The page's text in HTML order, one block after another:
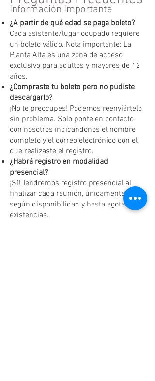
Información Importante
¿A partir de qué edad se paga boleto?
Cada asistente/lugar ocupado requiere
un boleto válido. Nota importante: La
Planta Alta es una zona de acceso
exclusivo para adultos y mayores de 12
años.
¿Compraste tu boleto pero no pudiste
descargarlo?
¡No te preocupes! Podemos reenviártelo
sin problema. Solo ponte en contacto
con nosotros indicándonos el nombre
completo y el correo electrónico con el
que realizaste el registro.
¿Habrá registro en modalidad
presencial?
¡Sí! Tendremos registro presencial al
finalizar cada reunión, únicamente
según disponibilidad y hasta agotar
existencias.